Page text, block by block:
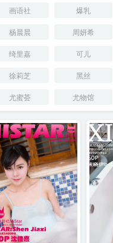
画语社 爆乳
杨晨晨 周妍希
绮里嘉 可儿
徐莉芝 黑丝
尤蜜荟 尤物馆